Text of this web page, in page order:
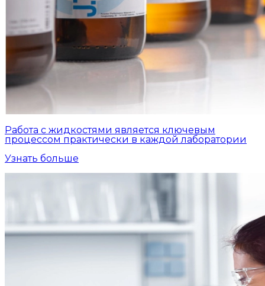
Работа с жидкостями является ключевым
процессом практически в каждой лаборатории
Узнать больше